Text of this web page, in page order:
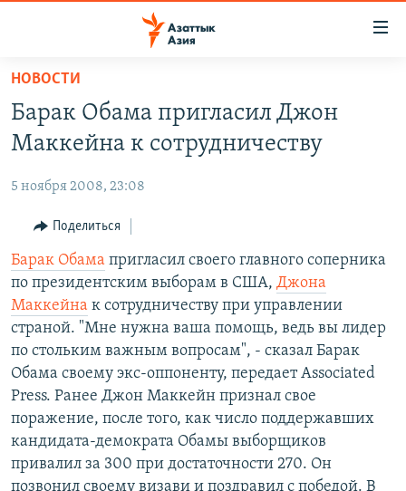
Вернуться
основному
содержанию
навигации
Вернутся
поиску
ЦЕНТРАЛЬНАЯ АЗИЯ
КАЗАХСТАН
УЗБЕКИСТАН
ТАДЖИКИСТАН
НОВОСТИ
НА ДРУГИХ ЯЗЫКАХ
ҚАЗАҚША
КЫРГЫЗЧА
ЎЗБЕКЧА
ТОҶИКӢ
TÜRKMENÇE
Все сайты РСЕ/РС
НОВОСТИ
Барак Обама пригласил Джон
Маккейна к сотрудничеству
5 ноября 2008, 23:08
Поделиться
Барак Обама пригласил своего главного соперника
по президентским выборам в США, Джона
Маккейна к сотрудничеству при управлении
страной. "Мне нужна ваша помощь, ведь вы лидер
по стольким важным вопросам", - сказал Барак
Обама своему экс-оппоненту, передает Associated
Press. Ранее Джон Маккейн признал свое
поражение, после того, как число поддержавших
кандидата-демократа Обамы выборщиков
привалил за 300 при достаточности 270. Он
позвонил своему визави и поздравил с победой. В